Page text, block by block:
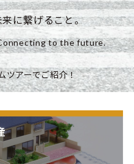
に繋げること。
to the future.
ツアーでご紹介！